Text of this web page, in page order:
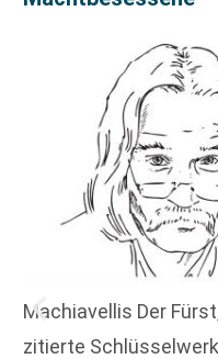
Machiavellis Der
zitierte